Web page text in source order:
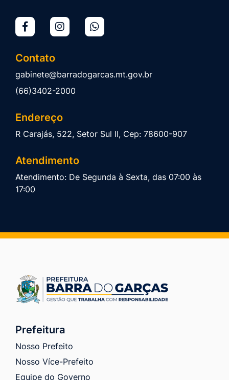
Contato
gabinete@barradogarcas.mt.gov.br
(66)3402-2000
Endereço
R Carajás, 522, Setor Sul II, Cep: 78600-907
Atendimento
Atendimento: De Segunda à Sexta, das 07:00 às
17:00
Prefeitura
Nosso Prefeito
Nosso Více-Prefeito
Equipe do Governo